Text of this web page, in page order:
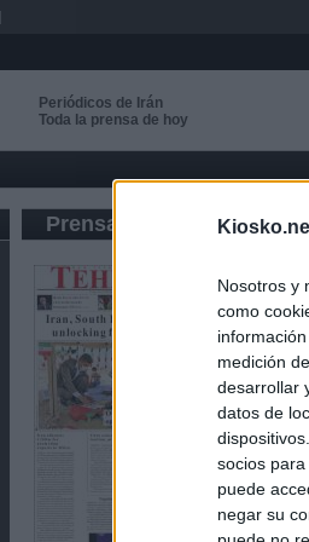
Nosotros y
como
medición
desarrollar
datos de
socios
puede
negar su
Periódicos de Irán
Toda la prensa de hoy
Prensa de Información